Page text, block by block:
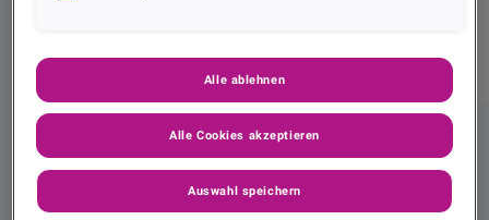
(Loss Given Default) prognostiziert die Verlustquote nach
einem Ausfall. Bislang haben Dritte diese Modelle validiert,
nun will UniCredit Leasing das selbst übernehmen. Das
Ziel: Die eigenen Mitarbeiter sollen in der Lage sein, die
Modelle qualitativ und quantitativ zu validieren. Von
diesem Insourcing verspricht sich UniCredit Leasing eine
Alle ablehnen
Alle Cookies akzeptieren
Auswahl speichern